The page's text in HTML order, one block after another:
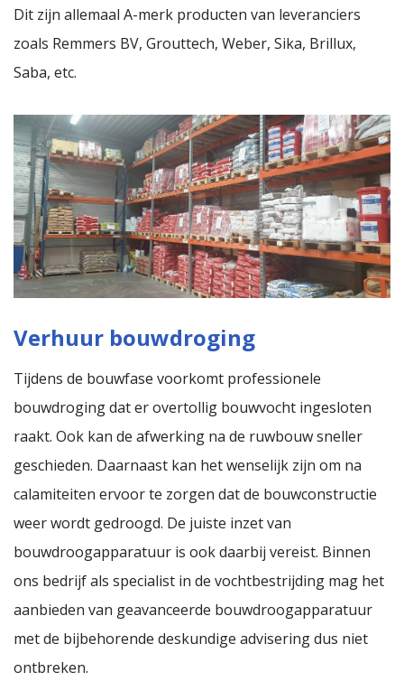
Dit zijn allemaal A-merk producten van leveranciers
zoals Remmers BV, Grouttech, Weber, Sika, Brillux,
Saba, etc.
Verhuur bouwdroging
Tijdens de bouwfase voorkomt professionele
bouwdroging dat er overtollig bouwvocht ingesloten
raakt. Ook kan de afwerking na de ruwbouw sneller
geschieden. Daarnaast kan het wenselijk zijn om na
calamiteiten ervoor te zorgen dat de bouwconstructie
weer wordt gedroogd. De juiste inzet van
bouwdroogapparatuur is ook daarbij vereist. Binnen
ons bedrijf als specialist in de vochtbestrijding mag het
aanbieden van geavanceerde bouwdroogapparatuur
met de bijbehorende deskundige advisering dus niet
ontbreken.